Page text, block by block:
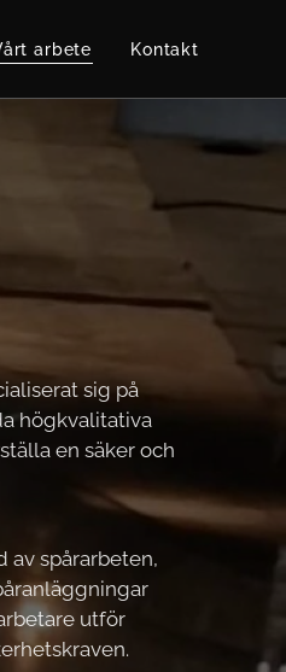
arbete Kontakt
sig på
högkvalitativa
en säker och
av spårarbeten,
utför